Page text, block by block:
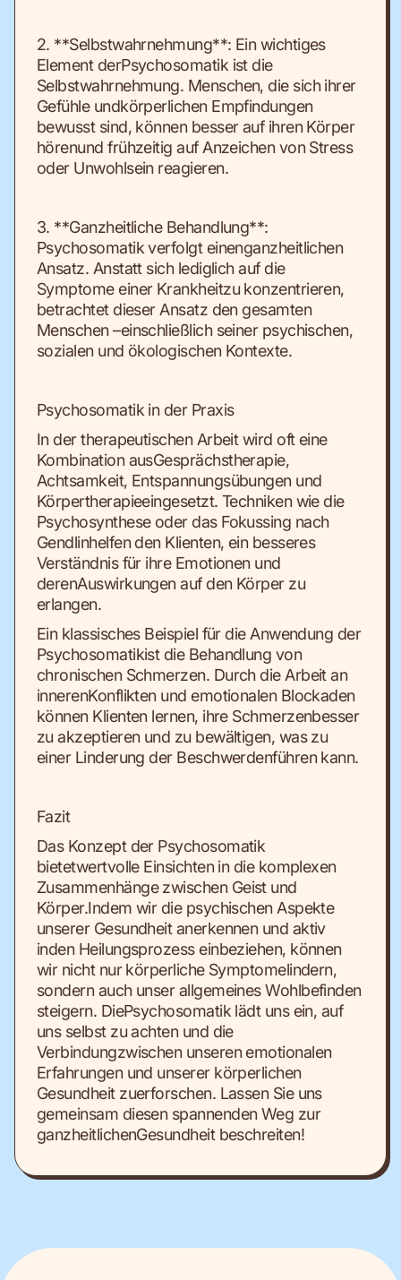
2. **Selbstwahrnehmung**: Ein wichtiges
Element derPsychosomatik ist die
Selbstwahrnehmung. Menschen, die sich ihrer
Gefühle undkörperlichen Empfindungen
bewusst sind, können besser auf ihren Körper
hörenund frühzeitig auf Anzeichen von Stress
oder Unwohlsein reagieren.
3. **Ganzheitliche Behandlung**:
Psychosomatik verfolgt einenganzheitlichen
Ansatz. Anstatt sich lediglich auf die
Symptome einer Krankheitzu konzentrieren,
betrachtet dieser Ansatz den gesamten
Menschen –einschließlich seiner psychischen,
sozialen und ökologischen Kontexte.
Psychosomatik in der Praxis
In der therapeutischen Arbeit wird oft eine
Kombination ausGesprächstherapie,
Achtsamkeit, Entspannungsübungen und
Körpertherapieeingesetzt. Techniken wie die
Psychosynthese oder das Fokussing nach
Gendlinhelfen den Klienten, ein besseres
Verständnis für ihre Emotionen und
derenAuswirkungen auf den Körper zu
erlangen.
Ein klassisches Beispiel für die Anwendung der
Psychosomatikist die Behandlung von
chronischen Schmerzen. Durch die Arbeit an
innerenKonflikten und emotionalen Blockaden
können Klienten lernen, ihre Schmerzenbesser
zu akzeptieren und zu bewältigen, was zu
einer Linderung der Beschwerdenführen kann.
Fazit
Das Konzept der Psychosomatik
bietetwertvolle Einsichten in die komplexen
Zusammenhänge zwischen Geist und
Körper.Indem wir die psychischen Aspekte
unserer Gesundheit anerkennen und aktiv
inden Heilungsprozess einbeziehen, können
wir nicht nur körperliche Symptomelindern,
sondern auch unser allgemeines Wohlbefinden
steigern. DiePsychosomatik lädt uns ein, auf
uns selbst zu achten und die
Verbindungzwischen unseren emotionalen
Erfahrungen und unserer körperlichen
Gesundheit zuerforschen. Lassen Sie uns
gemeinsam diesen spannenden Weg zur
ganzheitlichenGesundheit beschreiten!